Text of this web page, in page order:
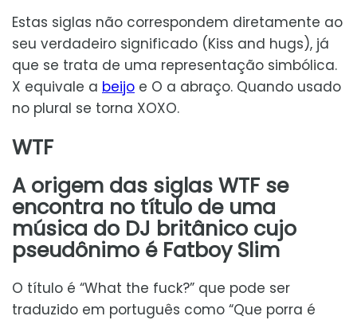
Estas siglas não correspondem diretamente ao
seu verdadeiro significado (Kiss and hugs), já
que se trata de uma representação simbólica.
X equivale a beijo e O a abraço. Quando usado
no plural se torna XOXO.
WTF
A origem das siglas WTF se
encontra no título de uma
música do DJ britânico cujo
pseudônimo é Fatboy Slim
O título é “What the fuck?” que pode ser
traduzido em português como “Que porra é